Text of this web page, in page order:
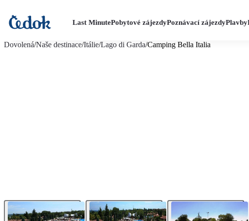
Last MinutePobytové zájezdyPoznávací zájezdyPlavby
Dovolená/Naše destinace/Itálie/Lago di Garda/Camping Bella Italia